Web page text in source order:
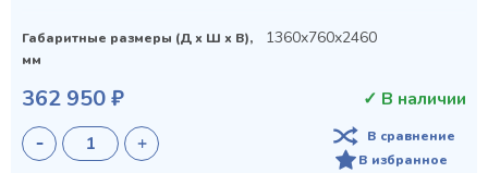
Габаритные размеры (Д х Ш х В),
мм
1360x760x2460
362 950 ₽ ✓ В наличии
В сравнение
В избранное